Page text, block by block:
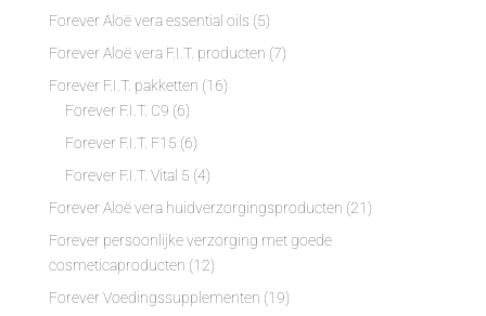
Forever Aloë vera essential oils (5)
Forever Aloë vera F.I.T. producten (7)
Forever F.I.T. pakketten (16)
Forever F.I.T. C9 (6)
Forever F.I.T. F15 (6)
Forever F.I.T. Vital 5 (4)
Forever Aloë vera huidverzorgingsproducten (21)
Forever persoonlijke verzorging met goede
cosmeticaproducten (12)
Forever Voedingssupplementen (19)